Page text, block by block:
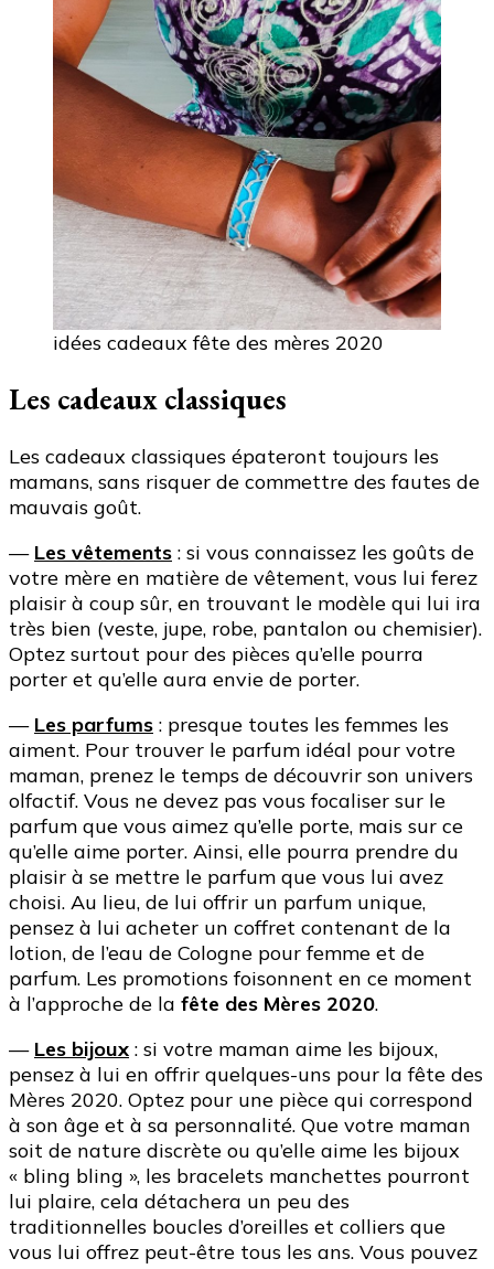
idées cadeaux fête des mères 2020
Les cadeaux classiques
Les cadeaux classiques épateront toujours les
mamans, sans risquer de commettre des fautes de
mauvais goût.
— Les vêtements : si vous connaissez les goûts de
votre mère en matière de vêtement, vous lui ferez
plaisir à coup sûr, en trouvant le modèle qui lui ira
très bien (veste, jupe, robe, pantalon ou chemisier).
Optez surtout pour des pièces qu’elle pourra
porter et qu’elle aura envie de porter.
— Les parfums : presque toutes les femmes les
aiment. Pour trouver le parfum idéal pour votre
maman, prenez le temps de découvrir son univers
olfactif. Vous ne devez pas vous focaliser sur le
parfum que vous aimez qu’elle porte, mais sur ce
qu’elle aime porter. Ainsi, elle pourra prendre du
plaisir à se mettre le parfum que vous lui avez
choisi. Au lieu, de lui offrir un parfum unique,
pensez à lui acheter un coffret contenant de la
lotion, de l’eau de Cologne pour femme et de
parfum. Les promotions foisonnent en ce moment
à l’approche de la fête des Mères 2020.
— Les bijoux : si votre maman aime les bijoux,
pensez à lui en offrir quelques-uns pour la fête des
Mères 2020. Optez pour une pièce qui correspond
à son âge et à sa personnalité. Que votre maman
soit de nature discrète ou qu’elle aime les bijoux
« bling bling », les bracelets manchettes pourront
lui plaire, cela détachera un peu des
traditionnelles boucles d’oreilles et colliers que
vous lui offrez peut-être tous les ans. Vous pouvez